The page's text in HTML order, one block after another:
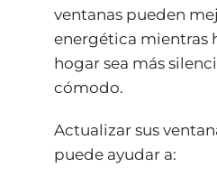
ventanas pueden
energética mientras
hogar sea más
cómodo.
Actualizar sus
puede ayudar a: